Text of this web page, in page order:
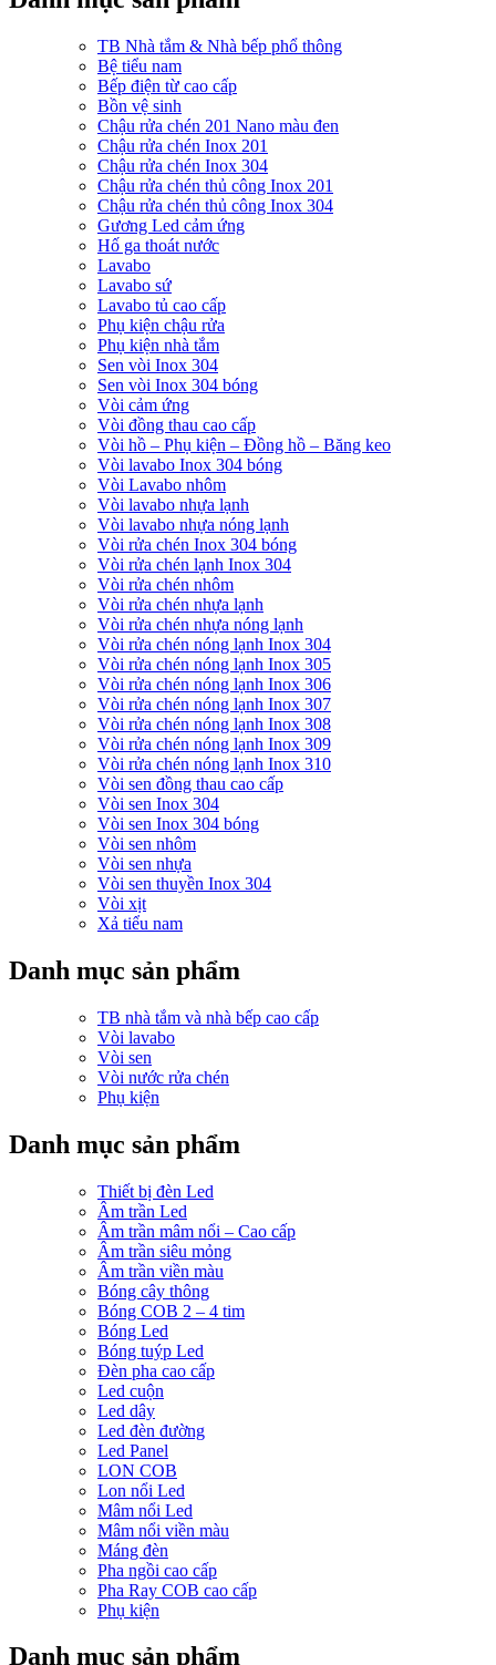
TB Nhà tắm & Nhà bếp phổ thông
Bệ tiểu nam
Bếp điện từ cao cấp
Bồn vệ sinh
Chậu rửa chén 201 Nano màu đen
Chậu rửa chén Inox 201
Chậu rửa chén Inox 304
Chậu rửa chén thủ công Inox 201
Chậu rửa chén thủ công Inox 304
Gương Led cảm ứng
Hố ga thoát nước
Lavabo
Lavabo sứ
Lavabo tủ cao cấp
Phụ kiện chậu rửa
Phụ kiện nhà tắm
Sen vòi Inox 304
Sen vòi Inox 304 bóng
Vòi cảm ứng
Vòi đồng thau cao cấp
Vòi hồ – Phụ kiện – Đồng hồ – Băng keo
Vòi lavabo Inox 304 bóng
Vòi Lavabo nhôm
Vòi lavabo nhựa lạnh
Vòi lavabo nhựa nóng lạnh
Vòi rửa chén Inox 304 bóng
Vòi rửa chén lạnh Inox 304
Vòi rửa chén nhôm
Vòi rửa chén nhựa lạnh
Vòi rửa chén nhựa nóng lạnh
Vòi rửa chén nóng lạnh Inox 304
Vòi rửa chén nóng lạnh Inox 305
Vòi rửa chén nóng lạnh Inox 306
Vòi rửa chén nóng lạnh Inox 307
Vòi rửa chén nóng lạnh Inox 308
Vòi rửa chén nóng lạnh Inox 309
Vòi rửa chén nóng lạnh Inox 310
Vòi sen đồng thau cao cấp
Vòi sen Inox 304
Vòi sen Inox 304 bóng
Vòi sen nhôm
Vòi sen nhựa
Vòi sen thuyền Inox 304
Vòi xịt
Xả tiểu nam
Danh mục sản phẩm
TB nhà tắm và nhà bếp cao cấp
Vòi lavabo
Vòi sen
Vòi nước rửa chén
Phụ kiện
Danh mục sản phẩm
Thiết bị đèn Led
Âm trần Led
Âm trần mâm nổi – Cao cấp
Âm trần siêu mỏng
Âm trần viền màu
Bóng cây thông
Bóng COB 2 – 4 tim
Bóng Led
Bóng tuýp Led
Đèn pha cao cấp
Led cuộn
Led dây
Led đèn đường
Led Panel
LON COB
Lon nổi Led
Mâm nổi Led
Mâm nổi viền màu
Máng đèn
Pha ngồi cao cấp
Pha Ray COB cao cấp
Phụ kiện
Danh mục sản phẩm